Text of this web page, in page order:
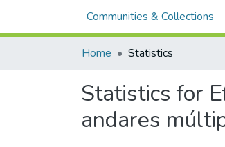
Communities & Collections
Home Statistics
Statistics for
andares